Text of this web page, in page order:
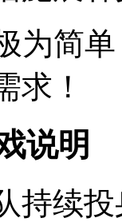
为简
求！
说明
持续